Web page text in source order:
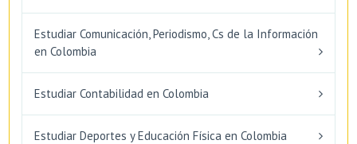
Estudiar Comunicación, Periodismo, Cs de la Información
en Colombia
Estudiar Contabilidad en Colombia
Estudiar Deportes y Educación Física en Colombia